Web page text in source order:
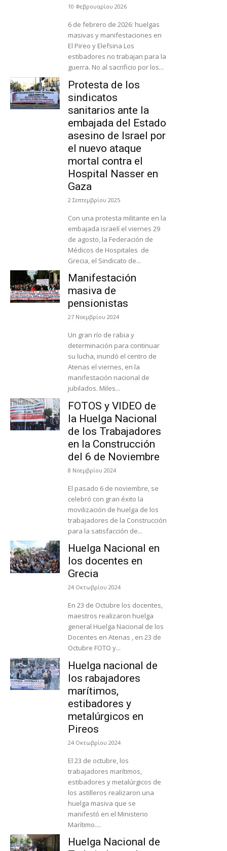
10 Φεβρουαρίου 2026
6 de febrero de 2026: huelgas
masivas y manifestaciones en
El Pireo y Elefsina Los
estibadores no trabajan para la
guerra. No al sacrificio por los...
Protesta de los
sindicatos
sanitarios ante la
embajada del Estado
asesino de Israel por
el nuevo ataque
mortal contra el
Hospital Nasser en
Gaza
2 Σεπτεμβρίου 2025
Con una protesta militante en la
embajada israelí el viernes 29
de agosto, la Federación de
Médicos de Hospitales de
Grecia, el Sindicato de...
Manifestación
masiva de
pensionistas
27 Νοεμβρίου 2024
Un gran río de rabia y
determinación para continuar
su lucha, inundó el centro de
Atenas el viernes, en la
manifestación nacional de
jubilados. Miles...
FOTOS y VIDEO de
la Huelga Nacional
de los Trabajadores
en la Construcción
del 6 de Noviembre
8 Νοεμβρίου 2024
El pasado 6 de noviembre, se
celebró con gran éxito la
movilización de huelga de los
trabajadores de la Construcción
para la satisfacción de...
Huelga Nacional en
los docentes en
Grecia
24 Οκτωβρίου 2024
En 23 de Octubre los docentes,
maestros realizaron huelga
general Huelga Nacional de los
Docentes en Atenas , en 23 de
Octubre FOTO y...
Huelga nacional de
los rabajadores
marítimos,
estibadores y
metalúrgicos en
Pireos
24 Οκτωβρίου 2024
El 23 de octubre, los
trabajadores marítimos,
estibadores y metalúrgicos de
los astilleros realizaron una
huelga masiva que se
manifestó en el Ministerio
Marítimo....
Huelga Nacional de